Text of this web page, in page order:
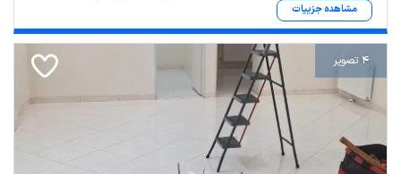
مشاهده جزییات
4 تصویر